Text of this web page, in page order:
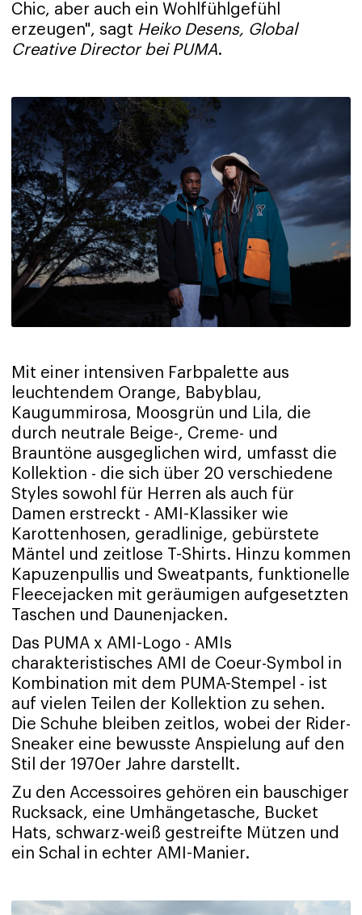
Chic, aber auch ein Wohlfühlgefühl
erzeugen", sagt Heiko Desens, Global
Creative Director bei PUMA.
Mit einer intensiven Farbpalette aus
leuchtendem Orange, Babyblau,
Kaugummirosa, Moosgrün und Lila, die
durch neutrale Beige-, Creme- und
Brauntöne ausgeglichen wird, umfasst die
Kollektion - die sich über 20 verschiedene
Styles sowohl für Herren als auch für
Damen erstreckt - AMI-Klassiker wie
Karottenhosen, geradlinige, gebürstete
Mäntel und zeitlose T-Shirts. Hinzu kommen
Kapuzenpullis und Sweatpants, funktionelle
Fleecejacken mit geräumigen aufgesetzten
Taschen und Daunenjacken.
Das PUMA x AMI-Logo - AMIs
charakteristisches AMI de Coeur-Symbol in
Kombination mit dem PUMA-Stempel - ist
auf vielen Teilen der Kollektion zu sehen.
Die Schuhe bleiben zeitlos, wobei der Rider-
Sneaker eine bewusste Anspielung auf den
Stil der 1970er Jahre darstellt.
Zu den Accessoires gehören ein bauschiger
Rucksack, eine Umhängetasche, Bucket
Hats, schwarz-weiß gestreifte Mützen und
ein Schal in echter AMI-Manier.